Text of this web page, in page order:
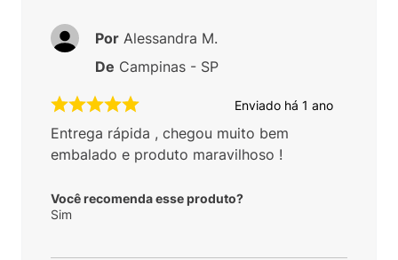
Enviado há 1 ano
Entrega rápida , chegou muito bem
embalado e produto maravilhoso !
Você recomenda esse produto?
Sim
Por Alessandra M.
De Campinas - SP